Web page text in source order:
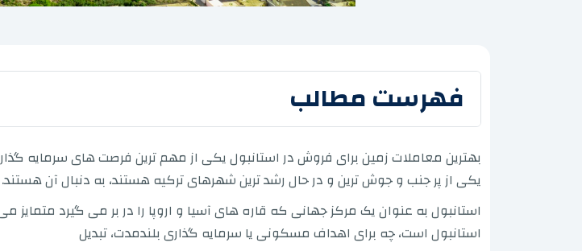
فهرست مطالب
بهترین معاملات زمین برای فروش در استانبول یکی از مهم ترین فرصت های سرمایه
یکی از پر جنب و جوش ترین و در حال رشد ترین شهرهای ترکیه هستند، به دنبال آن هستند.
استانبول به عنوان یک مرکز جهانی که قاره های آسیا و اروپا را در بر می گیرد
استانبول است، چه برای اهداف مسکونی یا سرمایه گذاری بلندمدت، تبدیل